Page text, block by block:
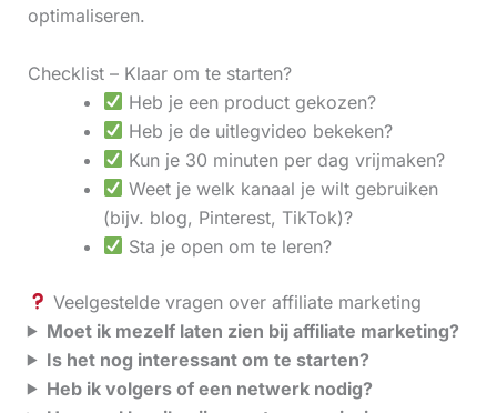
optimaliseren.
Checklist – Klaar om te starten?
Heb je een product gekozen?
Heb je de uitlegvideo bekeken?
Kun je 30 minuten per dag vrijmaken?
Weet je welk kanaal je wilt gebruiken
(bijv. blog, Pinterest, TikTok)?
Sta je open om te leren?
Veelgestelde vragen over affiliate marketing
Moet ik mezelf laten zien bij affiliate marketing?
Is het nog interessant om te starten?
Heb ik volgers of een netwerk nodig?